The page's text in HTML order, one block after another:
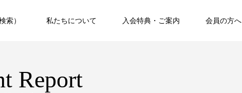
索） 私たちについて 入会特典・ご案内 会員の方へ
Report